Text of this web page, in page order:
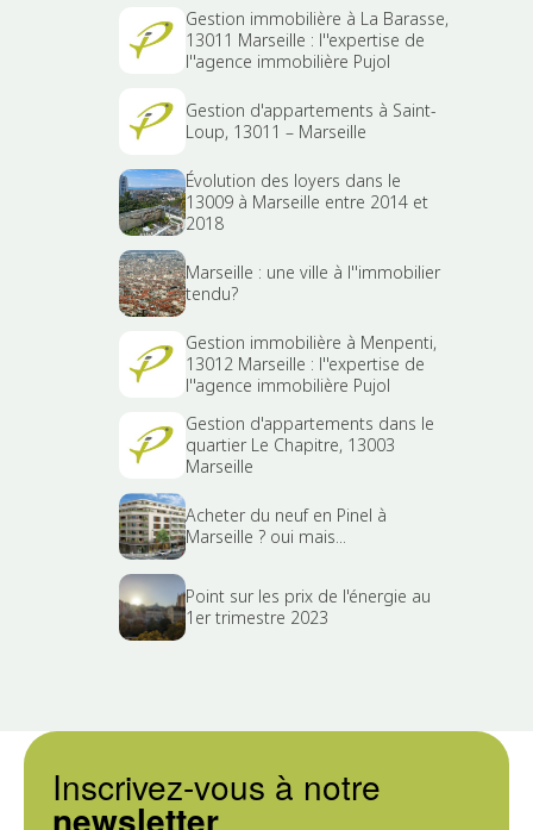
Gestion immobilière à La Barasse,
13011 Marseille : l''expertise de
l''agence immobilière Pujol
Gestion d'appartements à Saint-
Loup, 13011 – Marseille
Évolution des loyers dans le
13009 à Marseille entre 2014 et
2018
Marseille : une ville à l''immobilier
tendu?
Gestion immobilière à Menpenti,
13012 Marseille : l''expertise de
l''agence immobilière Pujol
Gestion d'appartements dans le
quartier Le Chapitre, 13003
Marseille
Acheter du neuf en Pinel à
Marseille ? oui mais...
Point sur les prix de l'énergie au
1er trimestre 2023
Inscrivez-vous à notre
newsletter